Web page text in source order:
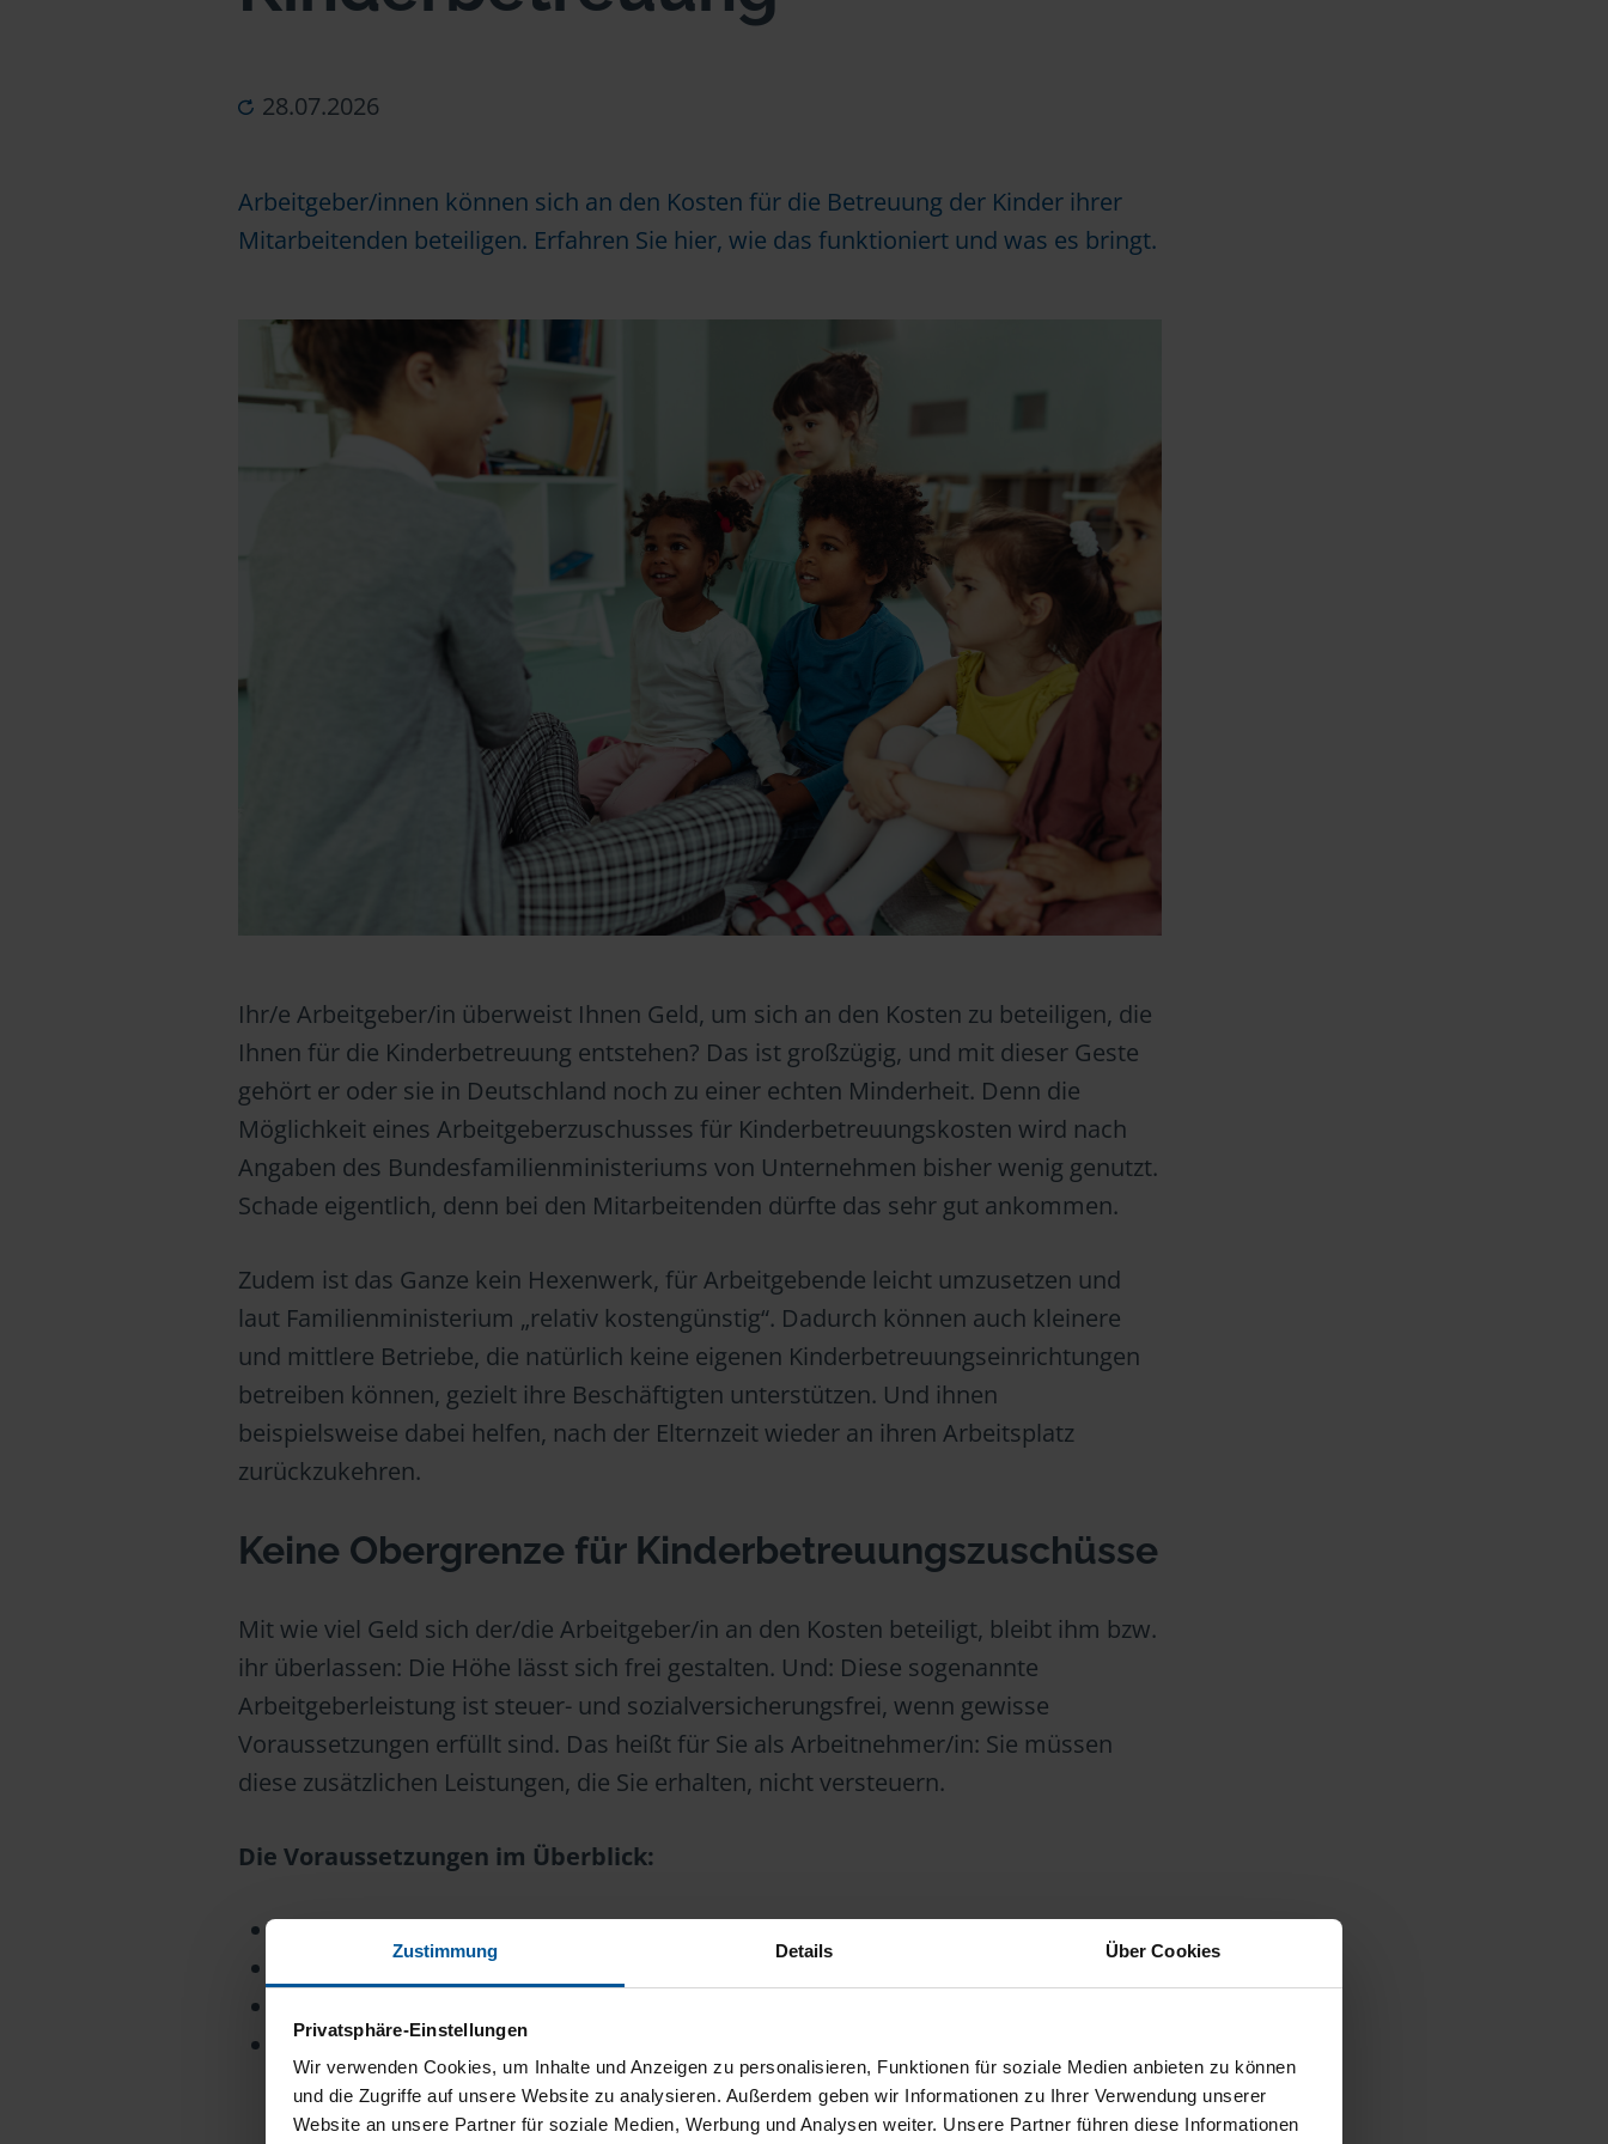
Zustimmung Details Über Cookies
Privatsphäre-Einstellungen
Wir verwenden Cookies, um Inhalte und Anzeigen zu personalisieren, Funktionen für soziale Medien anbieten zu können
und die Zugriffe auf unsere Website zu analysieren. Außerdem geben wir Informationen zu Ihrer Verwendung unserer
Website an unsere Partner für soziale Medien, Werbung und Analysen weiter. Unsere Partner führen diese Informationen
28.07.2026
Arbeitgeber/innen können sich an den Kosten für die Betreuung der Kinder ihrer
Mitarbeitenden beteiligen. Erfahren Sie hier, wie das funktioniert und was es bringt.
Ihr/e Arbeitgeber/in überweist Ihnen Geld, um sich an den Kosten zu beteiligen, die
Ihnen für die Kinderbetreuung entstehen? Das ist großzügig, und mit dieser Geste
gehört er oder sie in Deutschland noch zu einer echten Minderheit. Denn die
Möglichkeit eines Arbeitgeberzuschusses für Kinderbetreuungskosten wird nach
Angaben des Bundesfamilienministeriums von Unternehmen bisher wenig genutzt.
Schade eigentlich, denn bei den Mitarbeitenden dürfte das sehr gut ankommen.
Zudem ist das Ganze kein Hexenwerk, für Arbeitgebende leicht umzusetzen und
laut Familienministerium „relativ kostengünstig“. Dadurch können auch kleinere
und mittlere Betriebe, die natürlich keine eigenen Kinderbetreuungseinrichtungen
betreiben können, gezielt ihre Beschäftigten unterstützen. Und ihnen
beispielsweise dabei helfen, nach der Elternzeit wieder an ihren Arbeitsplatz
zurückzukehren.
Keine Obergrenze für Kinderbetreuungszuschüsse
Mit wie viel Geld sich der/die Arbeitgeber/in an den Kosten beteiligt, bleibt ihm bzw.
ihr überlassen: Die Höhe lässt sich frei gestalten. Und: Diese sogenannte
Arbeitgeberleistung ist steuer- und sozialversicherungsfrei, wenn gewisse
Voraussetzungen erfüllt sind. Das heißt für Sie als Arbeitnehmer/in: Sie müssen
diese zusätzlichen Leistungen, die Sie erhalten, nicht versteuern.
Die Voraussetzungen im Überblick:
Die Betreuungseinrichtung ist für die Betreuung Ihres Kindes geeignet.
Ein Nachweis, dass Sie die Zuschüsse für die Kinderbetreuung verwendet
haben.